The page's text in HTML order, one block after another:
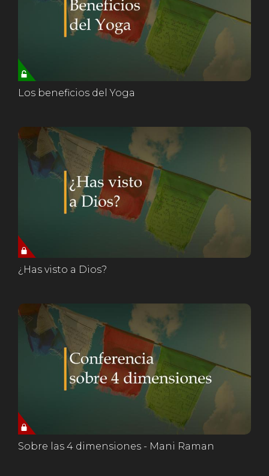
Los beneficios del Yoga
¿Has visto a Dios?
Sobre las 4 dimensiones - Mani Raman